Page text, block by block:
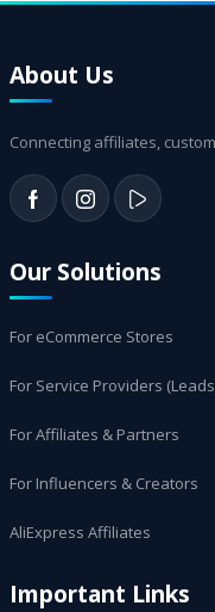
About Us
Connecting affiliates,
Our Solutions
For eCommerce Stores
For Service Providers
For Affiliates & Partners
For Influencers & Creators
AliExpress Affiliates
Important Links